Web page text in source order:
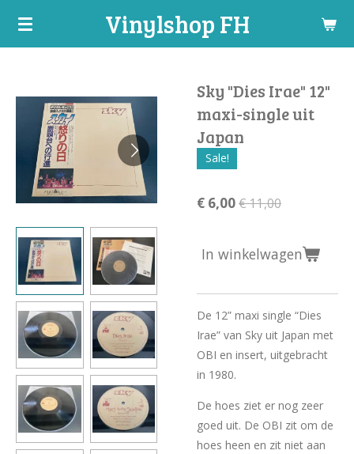
Ga
hoofdinhoud
Vinylshop FH
Sky "Dies Irae" 12"
maxi-single uit
Japan
Sale!
€ 6,00€ 11,00
In winkelwagen
De 12” maxi single “Dies
Irae” van Sky uit Japan met
OBI en insert, uitgebracht
in 1980.
De hoes ziet er nog zeer
goed uit. De OBI zit om de
hoes heen en zit niet aan